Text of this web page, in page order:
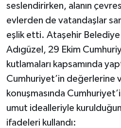
seslendirirken, alanın
evlerden de vatandaşlar
eşlik etti. Ataşehir Belediye
Adıgüzel, 29 Ekim
kutlamaları kapsamında
Cumhuriyet’in değerlerine
konuşmasında
umut idealleriyle
ifadeleri kullandı: